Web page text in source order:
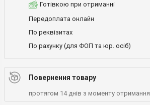
Готівкою при отриманні
Передоплата онлайн
По реквізитах
По рахунку (для ФОП та юр. осіб)
Повернення товару
протягом 14 днів з моменту отримання